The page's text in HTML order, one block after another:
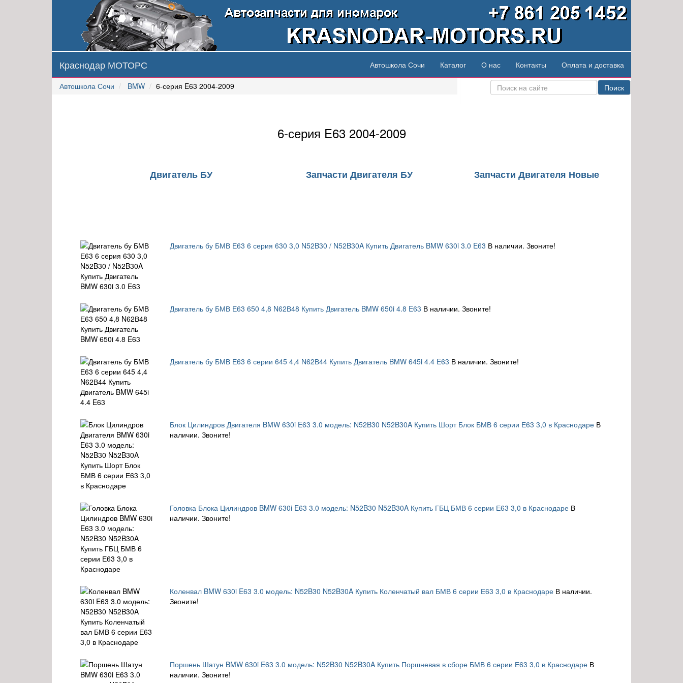
Краснодар МОТОРС Автошкола Сочи Каталог О нас Контакты Оплата и доставка
Автошкола Сочи BMW 6-серия E63 2004-2009 Поиск
6-серия E63 2004-2009
Двигатель БУ Запчасти Двигателя БУ Запчасти Двигателя Новые
Двигатель бу БМВ Е63 6 серия 630 3,0 N52B30 / N52B30A Купить Двигатель BMW 630i 3.0 E63 В наличии. Звоните!
Двигатель бу БМВ Е63 650 4,8 N62В48 Купить Двигатель BMW 650i 4.8 E63 В наличии. Звоните!
Двигатель бу БМВ Е63 6 серии 645 4,4 N62В44 Купить Двигатель BMW 645i 4.4 E63 В наличии. Звоните!
Блок Цилиндров Двигателя BMW 630i E63 3.0 модель: N52B30 N52B30A Купить Шорт Блок БМВ 6 серии Е63 3,0 в Краснодаре В
наличии. Звоните!
Головка Блока Цилиндров BMW 630i E63 3.0 модель: N52B30 N52B30A Купить ГБЦ БМВ 6 серии Е63 3,0 в Краснодаре В
наличии. Звоните!
Коленвал BMW 630i E63 3.0 модель: N52B30 N52B30A Купить Коленчатый вал БМВ 6 серии Е63 3,0 в Краснодаре В наличии.
Звоните!
Поршень Шатун BMW 630i E63 3.0 модель: N52B30 N52B30A Купить Поршневая в сборе БМВ 6 серии Е63 3,0 в Краснодаре В
наличии. Звоните!